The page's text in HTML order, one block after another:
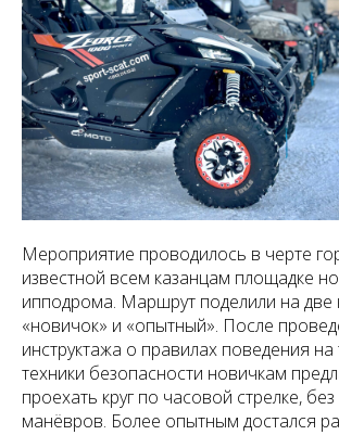
Мероприятие проводилось в черте
известной всем казанцам площадке
ипподрома. Маршрут поделили на две
«новичок» и «опытный». После
инструктажа о правилах поведения на
техники безопасности новичкам
проехать круг по часовой стрелке, без
манёвров. Более опытным достался